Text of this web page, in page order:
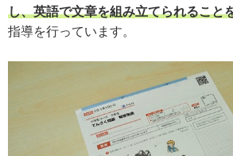
し、英語で文章を組み立てられること
指導を行っています。